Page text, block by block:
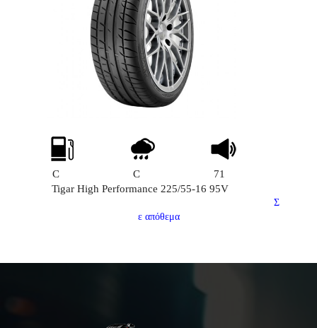
C C
71
Tigar High Performance 225/55-16 95V
Σ
ε απόθεμα